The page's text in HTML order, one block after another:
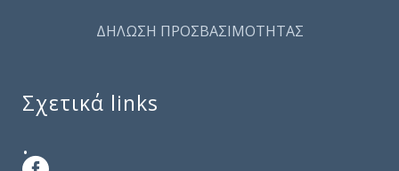
ΔΗΛΩΣΗ ΠΡΟΣΒΑΣΙΜΟΤΗΤΑΣ
Σχετικά links
.